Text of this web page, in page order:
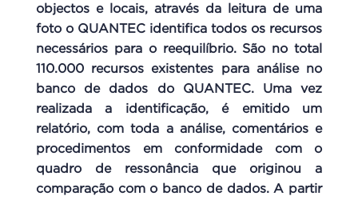
objectos e locais, através da leitura de uma
foto o QUANTEC identifica todos os recursos
necessários para o reequilíbrio. São no total
110.000 recursos existentes para análise no
banco de dados do QUANTEC. Uma vez
realizada a identificação, é emitido um
relatório, com toda a análise, comentários e
procedimentos em conformidade com o
quadro de ressonância que originou a
comparação com o banco de dados. A partir